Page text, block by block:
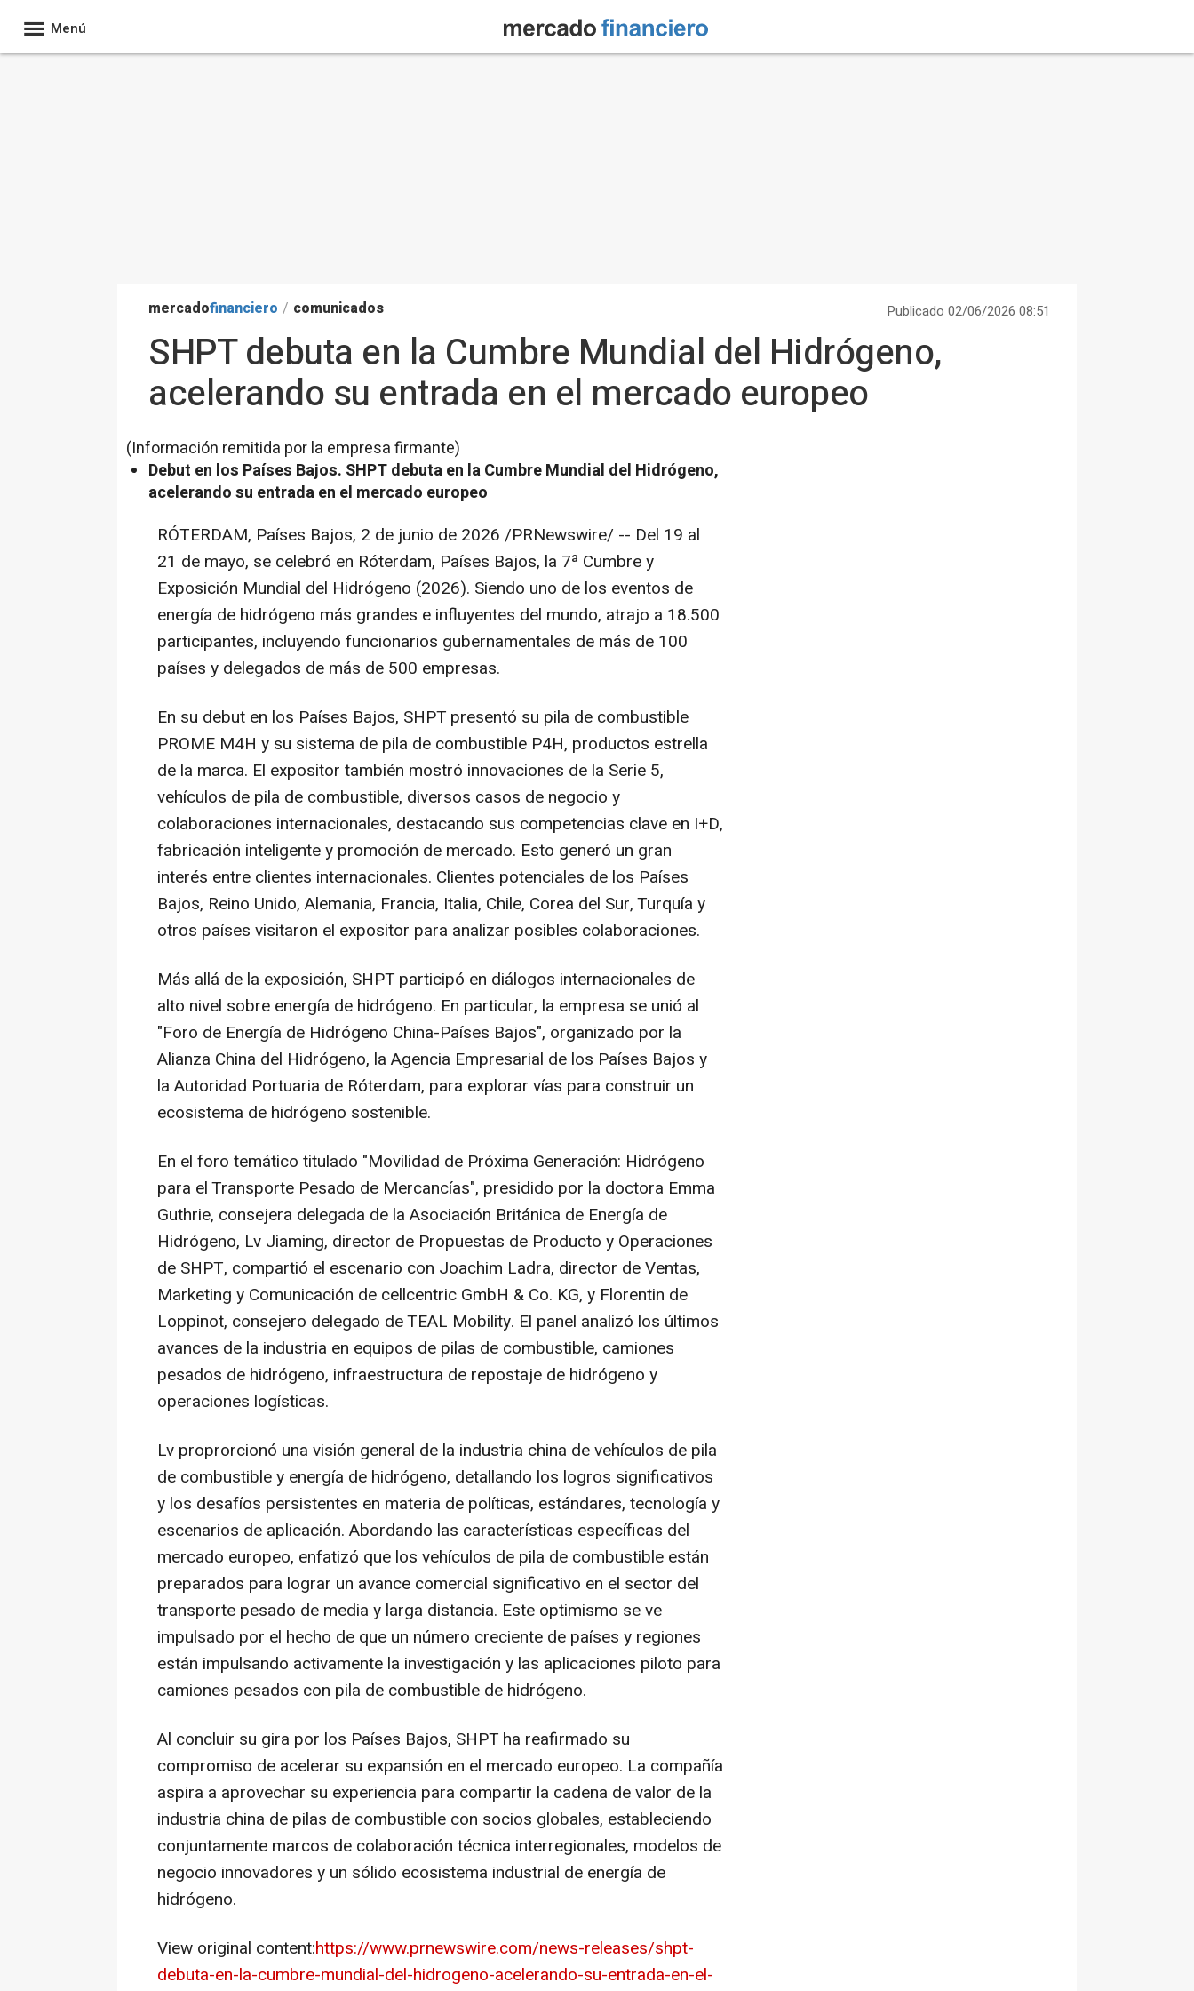
Menú
mercadofinanciero / comunicados Publicado 02/06/2026 08:51
SHPT debuta en la Cumbre Mundial del Hidrógeno,
acelerando su entrada en el mercado europeo
(Información remitida por la empresa firmante)
Debut en los Países Bajos. SHPT debuta en la Cumbre Mundial del Hidrógeno,
acelerando su entrada en el mercado europeo
RÓTERDAM, Países Bajos, 2 de junio de 2026 /PRNewswire/ -- Del 19 al
21 de mayo, se celebró en Róterdam, Países Bajos, la 7ª Cumbre y
Exposición Mundial del Hidrógeno (2026). Siendo uno de los eventos de
energía de hidrógeno más grandes e influyentes del mundo, atrajo a 18.500
participantes, incluyendo funcionarios gubernamentales de más de 100
países y delegados de más de 500 empresas.
En su debut en los Países Bajos, SHPT presentó su pila de combustible
PROME M4H y su sistema de pila de combustible P4H, productos estrella
de la marca. El expositor también mostró innovaciones de la Serie 5,
vehículos de pila de combustible, diversos casos de negocio y
colaboraciones internacionales, destacando sus competencias clave en I+D,
fabricación inteligente y promoción de mercado. Esto generó un gran
interés entre clientes internacionales. Clientes potenciales de los Países
Bajos, Reino Unido, Alemania, Francia, Italia, Chile, Corea del Sur, Turquía y
otros países visitaron el expositor para analizar posibles colaboraciones.
Más allá de la exposición, SHPT participó en diálogos internacionales de
alto nivel sobre energía de hidrógeno. En particular, la empresa se unió al
"Foro de Energía de Hidrógeno China-Países Bajos", organizado por la
Alianza China del Hidrógeno, la Agencia Empresarial de los Países Bajos y
la Autoridad Portuaria de Róterdam, para explorar vías para construir un
ecosistema de hidrógeno sostenible.
En el foro temático titulado "Movilidad de Próxima Generación: Hidrógeno
para el Transporte Pesado de Mercancías", presidido por la doctora Emma
Guthrie, consejera delegada de la Asociación Británica de Energía de
Hidrógeno, Lv Jiaming, director de Propuestas de Producto y Operaciones
de SHPT, compartió el escenario con Joachim Ladra, director de Ventas,
Marketing y Comunicación de cellcentric GmbH & Co. KG, y Florentin de
Loppinot, consejero delegado de TEAL Mobility. El panel analizó los últimos
avances de la industria en equipos de pilas de combustible, camiones
pesados de hidrógeno, infraestructura de repostaje de hidrógeno y
operaciones logísticas.
Lv proprorcionó una visión general de la industria china de vehículos de pila
de combustible y energía de hidrógeno, detallando los logros significativos
y los desafíos persistentes en materia de políticas, estándares, tecnología y
escenarios de aplicación. Abordando las características específicas del
mercado europeo, enfatizó que los vehículos de pila de combustible están
preparados para lograr un avance comercial significativo en el sector del
transporte pesado de media y larga distancia. Este optimismo se ve
impulsado por el hecho de que un número creciente de países y regiones
están impulsando activamente la investigación y las aplicaciones piloto para
camiones pesados con pila de combustible de hidrógeno.
Al concluir su gira por los Países Bajos, SHPT ha reafirmado su
compromiso de acelerar su expansión en el mercado europeo. La compañía
aspira a aprovechar su experiencia para compartir la cadena de valor de la
industria china de pilas de combustible con socios globales, estableciendo
conjuntamente marcos de colaboración técnica interregionales, modelos de
negocio innovadores y un sólido ecosistema industrial de energía de
hidrógeno.
View original content:https://www.prnewswire.com/news-releases/shpt-
debuta-en-la-cumbre-mundial-del-hidrogeno-acelerando-su-entrada-en-el-